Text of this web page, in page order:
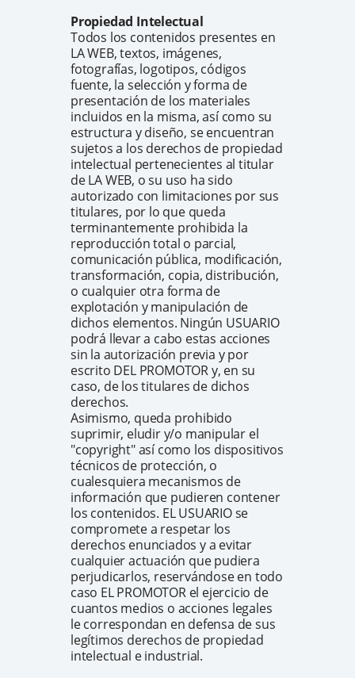
Propiedad Intelectual
Todos los contenidos presentes en
LA WEB, textos, imágenes,
fotografías, logotipos, códigos
fuente, la selección y forma de
presentación de los materiales
incluidos en la misma, así como su
estructura y diseño, se encuentran
sujetos a los derechos de propiedad
intelectual pertenecientes al titular
de LA WEB, o su uso ha sido
autorizado con limitaciones por sus
titulares, por lo que queda
terminantemente prohibida la
reproducción total o parcial,
comunicación pública, modificación,
transformación, copia, distribución,
o cualquier otra forma de
explotación y manipulación de
dichos elementos. Ningún USUARIO
podrá llevar a cabo estas acciones
sin la autorización previa y por
escrito DEL PROMOTOR y, en su
caso, de los titulares de dichos
derechos.
Asimismo, queda prohibido
suprimir, eludir y/o manipular el
"copyright" así como los dispositivos
técnicos de protección, o
cualesquiera mecanismos de
información que pudieren contener
los contenidos. EL USUARIO se
compromete a respetar los
derechos enunciados y a evitar
cualquier actuación que pudiera
perjudicarlos, reservándose en todo
caso EL PROMOTOR el ejercicio de
cuantos medios o acciones legales
le correspondan en defensa de sus
legítimos derechos de propiedad
intelectual e industrial.